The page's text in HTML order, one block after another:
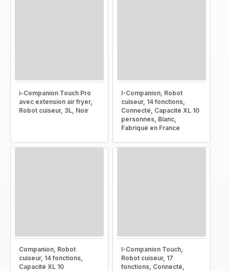
i-Companion Touch Pro
avec extension air fryer,
Robot cuiseur, 3L, Noir
I-Companion, Robot
cuiseur, 14 fonctions,
Connecté, Capacité XL 10
personnes, Blanc,
Fabriqué en France
Companion, Robot
cuiseur, 14 fonctions,
Capacité XL 10
I-Companion Touch,
Robot cuiseur, 17
fonctions, Connecté,